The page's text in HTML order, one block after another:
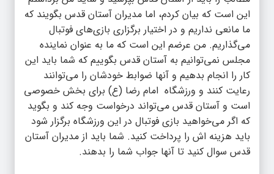
این است که بیان کردم، اما مدیران آستان قدس بگویند که
ما مانعی نداریم و در اختیار برگزاری بازی‌های فوتبال
می‌گذاریم. من عرضم این است که ما به عنوان نماینده
مجلس نمی‌توانیم به آستان قدس بگوییم که شما باید این
کار را انجام بدهیم و آنها ضوابط خودشان را می‌توانند
رعایت کنند و ورزشگاه امام رضا (ع) برای بخش خصوصی
است و آستان قدس می‌تواند درخواست وجه کند و بگوید
که اگر می‌خواهید بازی فوتبال در این ورزشگاه برگزار شود
باید هزینه اش را پرداخت کنید. شما باید از مدیران آستان
قدس سوال کنید تا آنها جواب شما را بدهند.